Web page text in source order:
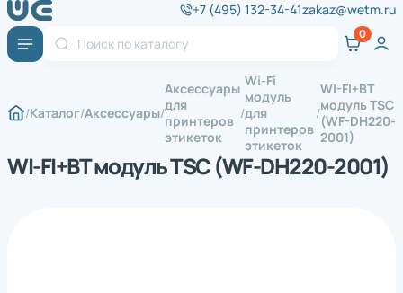
+7 (495) 132-34-41zakaz@wetm.ru
Каталог Аксессуары
Аксессуары
для
принтеров
этикеток
Wi-Fi
модуль
для
принтеров
этикеток
WI-FI+BT
модуль TSC
(WF-DH220-
2001)
WI-FI+BT модуль TSC (WF-DH220-2001)